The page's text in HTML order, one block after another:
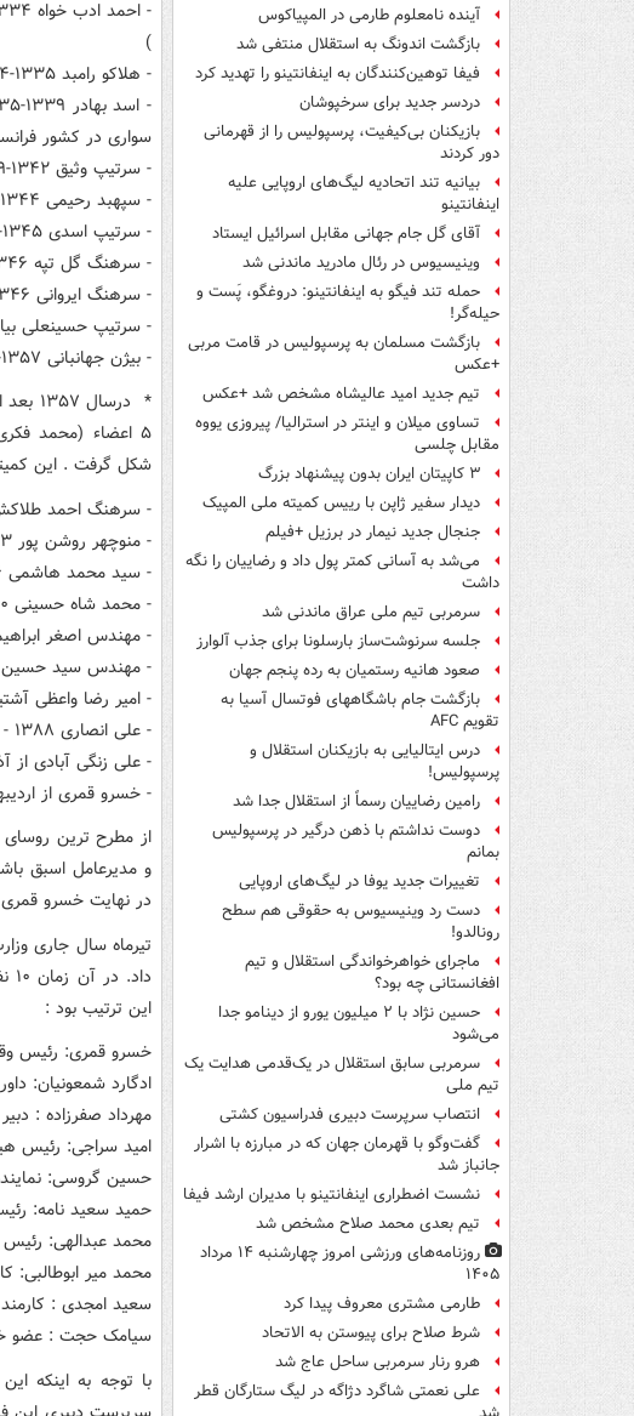
آینده نامعلوم طارمی در المپیاکوس
بازگشت اندونگ به استقلال منتفی شد
فیفا توهین‌کنندگان به اینفانتینو را تهدید کرد
دردسر جدید برای سرخپوشان
بازیکنان بی‌کیفیت، پرسپولیس را از قهرمانی
دور کردند
بیانیه تند اتحادیه لیگ‌های اروپایی علیه
اینفانتینو
آقای گل جام جهانی مقابل اسرائیل ایستاد
وینیسیوس در رئال مادرید ماندنی شد
حمله تند فیگو به اینفانتینو: دروغگو، پَست‌ و
حیله‌گر!
بازگشت مسلمان به پرسپولیس در قامت مربی
+عکس
تیم جدید امید عالیشاه مشخص شد +عکس
تساوی میلان و اینتر در استرالیا/ پیروزی یووه
مقابل چلسی
۳ کاپیتان ایران بدون پیشنهاد بزرگ
دیدار سفیر ژاپن با رییس کمیته ملی المپیک
جنجال جدید نیمار در برزیل +فیلم
می‌شد به آسانی کمتر پول داد و رضاییان را نگه
داشت
سرمربی تیم ملی عراق ماندنی شد
جلسه سرنوشت‌ساز بارسلونا برای جذب آلوارز
صعود هانیه رستمیان به رده پنجم جهان
بازگشت جام باشگاههای فوتسال آسیا به
تقویم AFC
درس ایتالیایی‌ به بازیکنان استقلال و
پرسپولیس!
رامین رضاییان رسماً از استقلال جدا شد
دوست نداشتم با ذهن درگیر در پرسپولیس
بمانم
تغییرات جدید یوفا در لیگ‌های اروپایی
دست رد وینیسیوس به حقوقی هم سطح
رونالدو!
ماجرای خواهرخواندگی استقلال و تیم
افغانستانی چه بود؟
حسین نژاد با ۲ میلیون یورو از دینامو جدا
می‌شود
سرمربی سابق استقلال در یک‌قدمی هدایت یک
تیم ملی
انتصاب سرپرست دبیری فدراسیون کشتی
گفت‌وگو با قهرمان جهان که در مبارزه با اشرار
جانباز شد
نشست اضطراری اینفانتینو با مدیران ارشد فیفا
تیم بعدی محمد صلاح مشخص شد
روزنامه‌های ورزشی امروز چهارشنبه ۱۴ مرداد
۱۴۰۵
طارمی مشتری معروف پیدا کرد
شرط صلاح برای پیوستن به الاتحاد
هرو رنار سرمربی ساحل عاج شد
علی نعمتی شاگرد دژاگه در لیگ ستارگان قطر
)
- هلاکو رامبد ۱۳۳۵-۱۳۳۴ - (رئیس شرکت هواپیمایی آل ایتالیا در تهران)
سواری در کشور
- سرتیپ وثیق ۱۳۴۲-۱۳۳۹ - (افسر راهنمایی و رانندگی، فعال در رشته دوچرخه سواری)
- سپهبد رحیمی ۱۳۴۴-۱۳۴۲ - (رئیس راهنمایی و رانندگی و افسر ارتش معروف به رحیم چرخی)
- سرتیپ اسدی ۱۳۴۵-۱۳۴۴ - (افسر ژاندارمری، مسئول ورزش ژاندارمری)
- سرهنگ گل تپه ۱۳۴۶-۱۳۴۵ - (افسر ژاندارمری، مسئول ورزش ژاندارمری)
- سرهنگ ایروانی ۱۳۴۶-۱۳۴۶ - (افسر ژاندارمری، مسئول ورزش ژاندارمری)
- سرتیپ حسینعلی بیات ۱۳۵۰-۱۳۴۶ - ( افسر ژاندارمری، استاندار
- بیژن جهانبانی ۱۳۵۷-۱۳۵۰ - ( کارمند ارشد دولت)
*
۵ اعضاء (محمد
شکل گرفت . این
- سرهنگ احمد طلاکش ۱۳۶۰-۱۳۵۸ - ( پیشکسوت و ریاست تربیت بدنی ارتش در
- منوچهر روشن پور ۱۳۶۳-۱۳۶۰ - ( پیشکسوت و کارشناس ورزش در آموزش و پرورش)
- سید محمد هاشمی ۱۳۶۶-۱۳۶۳ - ( کارشناس ورزش در مدارس و رئیس استادیوم آزادی)
- محمد شاه حسینی ۱۳۷۰-۱۳۶۶ - ( کارشناس ورزش در آموزش و پرورش)
- مهندس اصغر ابراهیمی ۱۳۷۴-۱۳۷۰ - (رئیس پتروشیمی شرکت نفت،
- مهندس سید حسین هاشمی ۱۳۸۴-۱۳۷۴ - ( نماینده مردم
- امیر رضا واعظی آشتیانی ۱۳۸۴- ۱۳۸۸ - ( ذیحساب
- علی انصاری ۱۳۸۸ - (عضو هیات مدیره استقلال)
- علی زنگی آبادی از آذرماه ۱۳۸۸ تا اردیبهشت ۱۳۹۱- (کارشناس
- خسرو قمری از اردیبهشت ۱۳۹۱ تا
از مطرح ترین
و مدیرعامل اسبق
در نهایت خسرو
تیرماه سال جاری
این ترتیب بود :
خسرو قمری: رئیس
ادگارد شمعونیان:
مهرداد صفرزاده :
امید سراجی: رئیس
حسین گروسی:
حمید سعید نامه:
محمد عبدالهی: رئیس
محمد میر ابوطالبی:
سعید امجدی :
سیامک حجت : عضو
با توجه به اینکه